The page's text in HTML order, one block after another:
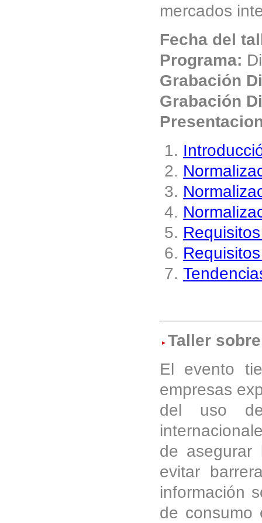
mercados
Fecha del
Programa:
Grabación
Grabación
Taller
El evento
empresas
del uso de
de
evitar
información
de consumo